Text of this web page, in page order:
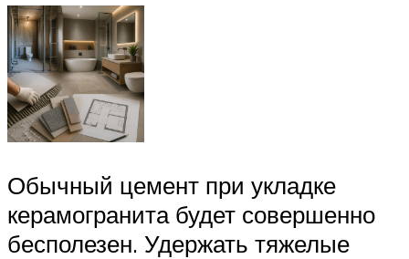
Обычный цемент при укладке
керамогранита будет совершенно
бесполезен. Удержать тяжелые